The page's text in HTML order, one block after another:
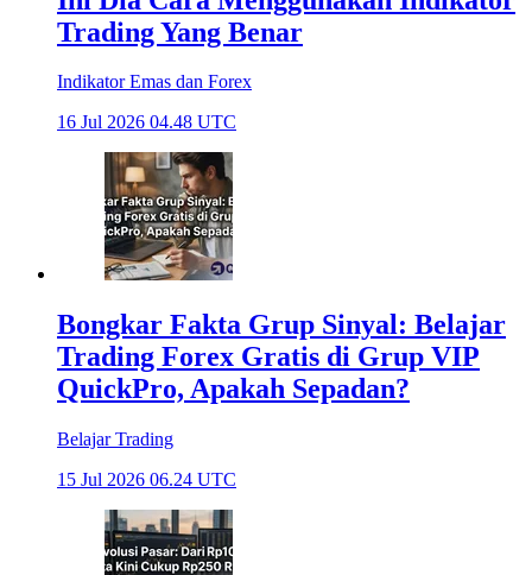
Trading Yang Benar
Indikator Emas dan Forex
16 Jul 2026 04.48 UTC
Bongkar Fakta Grup Sinyal: Belajar
Trading Forex Gratis di Grup VIP
QuickPro, Apakah Sepadan?
Belajar Trading
15 Jul 2026 06.24 UTC